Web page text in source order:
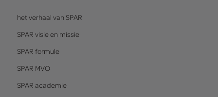
het verhaal van SPAR
SPAR visie en missie
SPAR formule
SPAR MVO
SPAR academie